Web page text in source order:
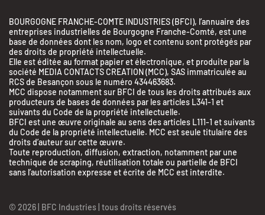
BOURGOGNE FRANCHE-COMTE INDUSTRIES (BFCI), l’annuaire des
entreprises industrielles de Bourgogne Franche-Comté, est une
base de données dont les nom, logo et contenu sont protégés par
des droits de propriété intellectuelle.
Elle est éditée au format papier et électronique, et produite par la
société MEDIA CONTACTS CREATION (MCC), SAS immatriculée au
RCS de Besançon sous le numéro 434463683.
MCC dispose notamment sur BFCI de tous les droits attribués aux
producteurs de bases de données par les articles L341-1 et
suivants du Code de la propriété intellectuelle.
BFCI est une œuvre originale au sens des articles L111-1 et suivants
du Code de la propriété intellectuelle. MCC est seule titulaire des
droits d’auteur sur cette œuvre.
Toute reproduction, diffusion, extraction, notamment par une
technique de scraping, réutilisation totale ou partielle de BFCI
sans l’autorisation expresse et écrite de MCC est interdite.
© 2026 | BFC Industries | tous droits réservés
BFC Industries
Utilise des Cookies
On a attendu d'être sûrs que le contenu de ce site vous intéresse avant de